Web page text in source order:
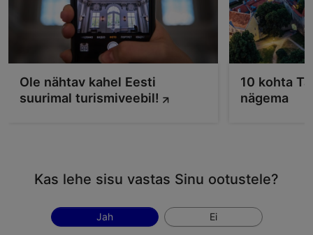
Ole nähtav kahel Eesti
suurimal turismiveebil!
10 kohta
nägema
Kas lehe sisu vastas Sinu ootustele?
Jah Ei